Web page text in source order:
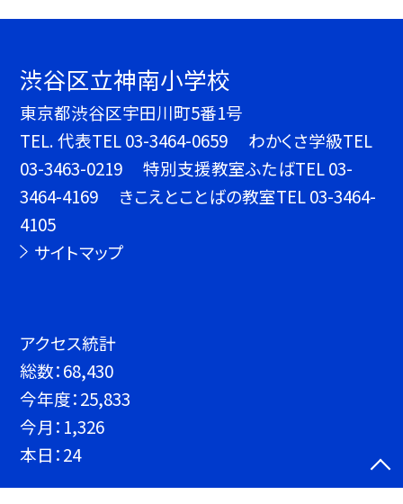
渋谷区立神南小学校
東京都渋谷区宇田川町5番1号
TEL.代表TEL 03-3464-0659 わかくさ学級TEL
03-3463-0219 特別支援教室ふたばTEL 03-
3464-4169 きこえとことばの教室TEL 03-3464-
4105
サイトマップ
アクセス統計
総数：68,430
今年度：25,833
今月： 1,326
本日：24